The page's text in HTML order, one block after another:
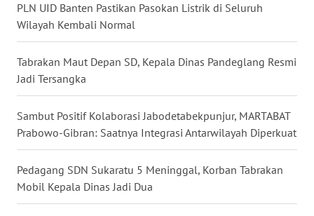
PLN UID Banten Pastikan Pasokan Listrik di Seluruh
Wilayah Kembali Normal
Tabrakan Maut Depan SD, Kepala Dinas Pandeglang Resmi
Jadi Tersangka
Sambut Positif Kolaborasi Jabodetabekpunjur, MARTABAT
Prabowo-Gibran: Saatnya Integrasi Antarwilayah Diperkuat
Pedagang SDN Sukaratu 5 Meninggal, Korban Tabrakan
Mobil Kepala Dinas Jadi Dua
KALTARA
WN
KALSEL
WN
KALTIM
WN